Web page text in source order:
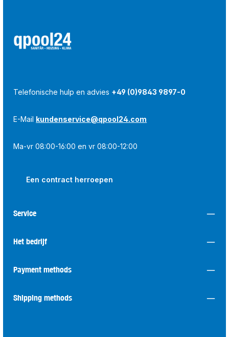
Telefonische hulp en advies +49 (0)9843 9897-0
E-Mail kundenservice@qpool24.com
Ma-vr 08:00-16:00 en vr 08:00-12:00
Een contract herroepen
Service
Het bedrijf
Payment methods
Shipping methods